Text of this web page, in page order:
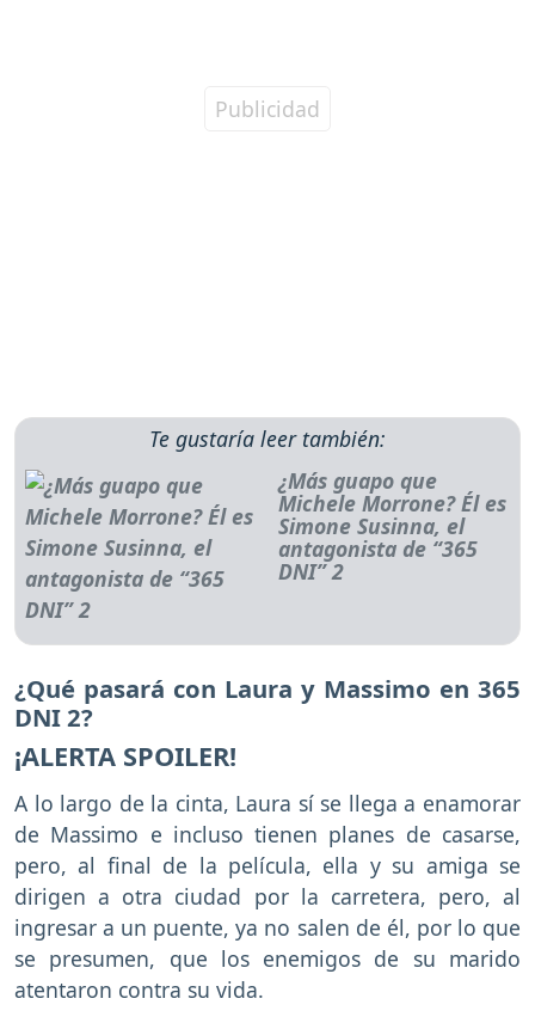
Te gustaría leer también:
¿Más guapo que
Michele Morrone? Él es
Simone Susinna, el
antagonista de “365
DNI” 2
¿Qué pasará con Laura y Massimo en 365
DNI 2?
¡ALERTA SPOILER!
A lo largo de la cinta, Laura sí se llega a enamorar
de Massimo e incluso tienen planes de casarse,
pero, al final de la película, ella y su amiga se
dirigen a otra ciudad por la carretera, pero, al
ingresar a un puente, ya no salen de él, por lo que
se presumen, que los enemigos de su marido
atentaron contra su vida.